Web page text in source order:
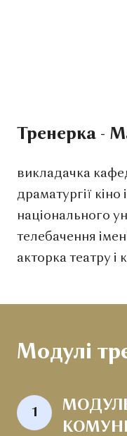
Тренерка -
викладачка
драматургії
національного
телебачення
акторка театру і
Модулі
1